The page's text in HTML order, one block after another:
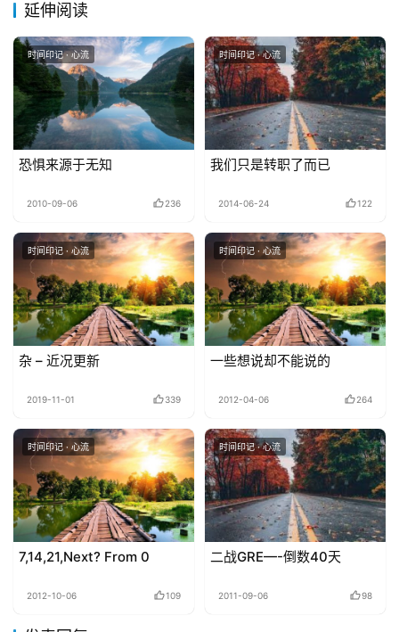
延伸阅读
时间印记 · 心流
恐惧来源于无知
2010-09-06 236
时间印记 · 心流
我们只是转职了而已
2014-06-24 122
时间印记 · 心流
杂 – 近况更新
2019-11-01 339
时间印记 · 心流
一些想说却不能说的
2012-04-06 264
时间印记 · 心流
7,14,21,Next? From 0
2012-10-06 109
时间印记 · 心流
二战GRE—-倒数40天
2011-09-06 98